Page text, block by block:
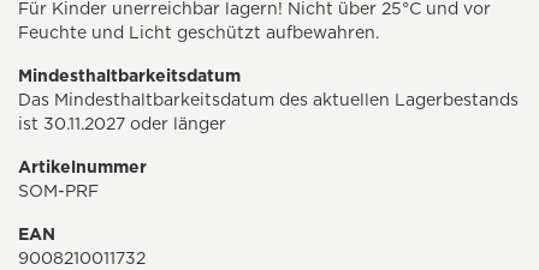
Für Kinder unerreichbar lagern! Nicht über 25°C und vor
Feuchte und Licht geschützt aufbewahren.
Mindesthaltbarkeitsdatum
Das Mindesthaltbarkeitsdatum des aktuellen Lagerbestands
ist 30.11.2027 oder länger
Artikelnummer
SOM-PRF
EAN
9008210011732